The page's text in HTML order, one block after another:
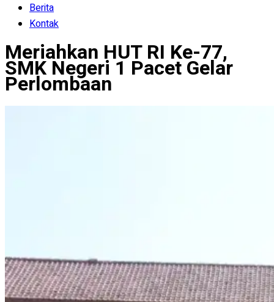
Berita
Kontak
Meriahkan HUT RI Ke-77,
SMK Negeri 1 Pacet Gelar
Perlombaan